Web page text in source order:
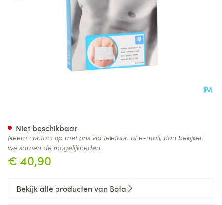
€ 40,90
Niet beschikbaar
Neem contact op met ons via telefoon of e-mail, dan bekijken
we samen de mogelijkheden.
Bekijk alle producten van Bota